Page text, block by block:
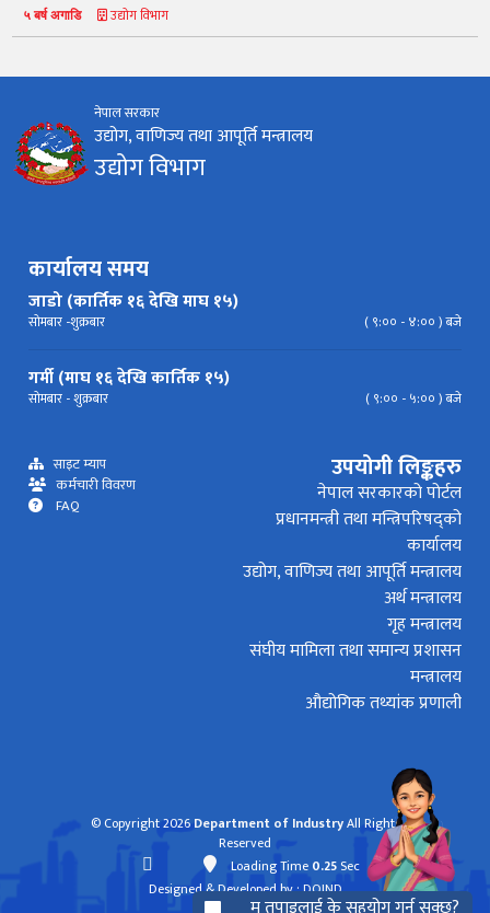
५ बर्ष अगाडि उद्योग विभाग
नेपाल सरकार
उद्योग, वाणिज्य तथा आपूर्ति मन्त्रालय
उद्योग विभाग
कार्यालय समय
जाडो (कार्तिक १६ देखि माघ १५)
सोमबार -शुक्रबार ( ९:०० - ४:०० ) बजे
गर्मी (माघ १६ देखि कार्तिक १५)
सोमबार - शुक्रबार ( ९:०० - ५:०० ) बजे
साइट म्याप
कर्मचारी विवरण
FAQ
उपयोगी लिङ्कहरु
नेपाल सरकारको पोर्टल
प्रधानमन्त्री तथा मन्त्रिपरिषद्को
कार्यालय
उद्योग, वाणिज्य तथा आपूर्ति मन्त्रालय
अर्थ मन्त्रालय
गृह मन्त्रालय
संघीय मामिला तथा समान्य प्रशासन
मन्त्रालय
औद्योगिक तथ्यांक प्रणाली
© Copyright 2026 Department of IndustryAll Rights
Reserved
Loading Time 0.25Sec
Designed & Developed by: DOIND